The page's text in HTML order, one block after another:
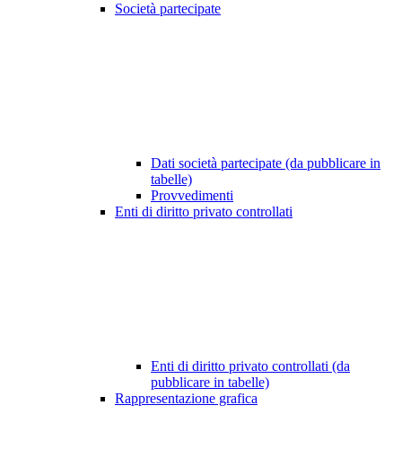
Società partecipate
Dati società partecipate (da pubblicare in
tabelle)
Provvedimenti
Enti di diritto privato controllati
Enti di diritto privato controllati (da
pubblicare in tabelle)
Rappresentazione grafica